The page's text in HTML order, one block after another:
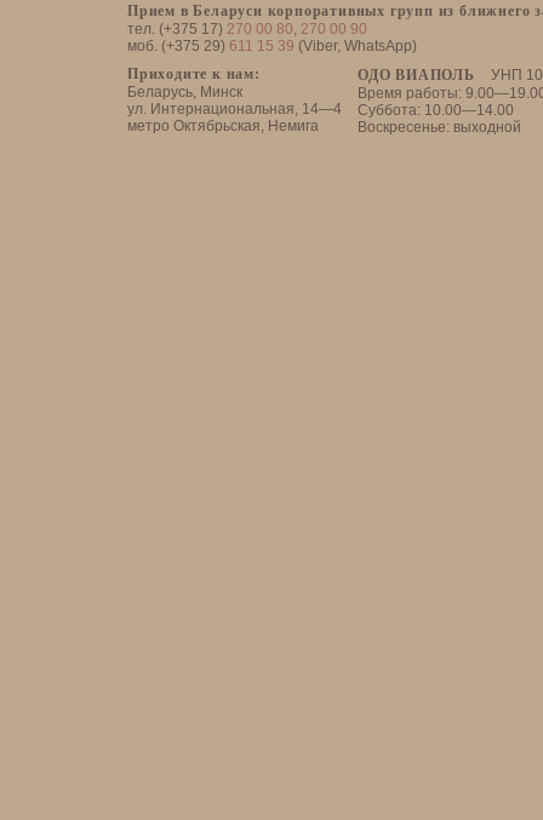
Прием в Беларуси корпоративных групп из ближнего
тел. (+375 17) 270 00 80, 270 00 90
моб. (+375 29) 611 15 39 (Viber, WhatsApp)
ОДО ВИАПОЛЬ
УНП
Время работы:
Суббота: 10.00—14.00
Воскресенье: выходной
Приходите к нам:
Беларусь, Минск
ул. Интернациональная, 14—4
метро Октябрьская, Немига